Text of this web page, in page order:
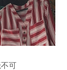
可